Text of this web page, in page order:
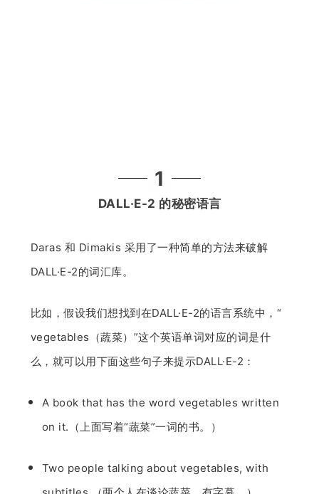
1
DALL·E-2 的秘密语言
Daras 和 Dimakis 采用了一种简单的方法来破解
DALL·E-2的词汇库。
比如，假设我们想找到在DALL·E-2的语言系统中，“
vegetables（蔬菜）”这个英语单词对应的词是什
么，就可以用下面这些句子来提示DALL·E-2：
A book that has the word vegetables written
on it.（上面写着“蔬菜”一词的书。）
Two people talking about vegetables, with